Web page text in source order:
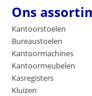
Ons
Kantoorstoelen
Bureaustoelen
Kantoormachines
Kantoormeubelen
Kasregisters
Kluizen